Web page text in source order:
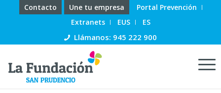
Contacto Une tu empresa
Portal Prevención
Extranets
EUS ES
Llámanos: 945 222 900